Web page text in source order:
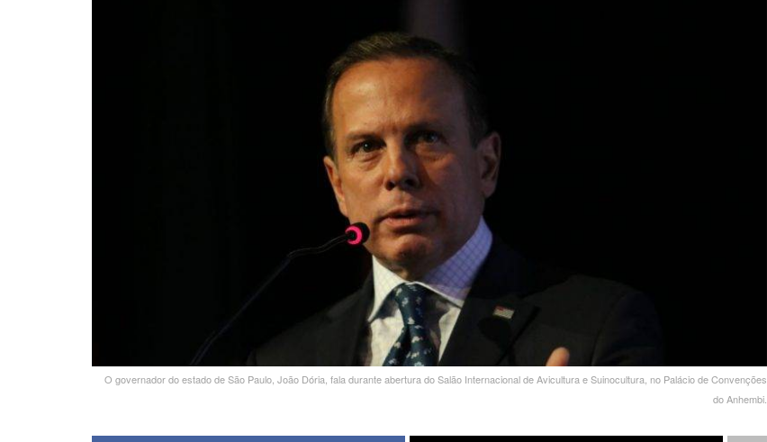
O governador do estado de São Paulo, João Dória, fala durante abertura do Salão Internacional de Avicultura e Suinocultura, no Palácio de Convenções
do Anhembi.